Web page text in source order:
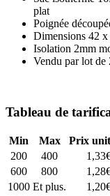
plat
Poignée
Dimensions 42
Isolation 2mm
Vendu par lot de
Tableau de
Min Max
Prix
200
400 1,33
600
800 1,28
1000 Et plus. 1,20